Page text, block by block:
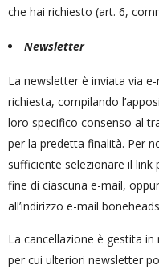
che hai richiesto (art. 6,
Newsletter
La newsletter è inviata via
richiesta, compilando
loro specifico consenso al
per la predetta finalità. Per
sufficiente selezionare il link
fine di ciascuna e-mail,
all’indirizzo e-mail
La cancellazione è gestita
per cui ulteriori newsletter